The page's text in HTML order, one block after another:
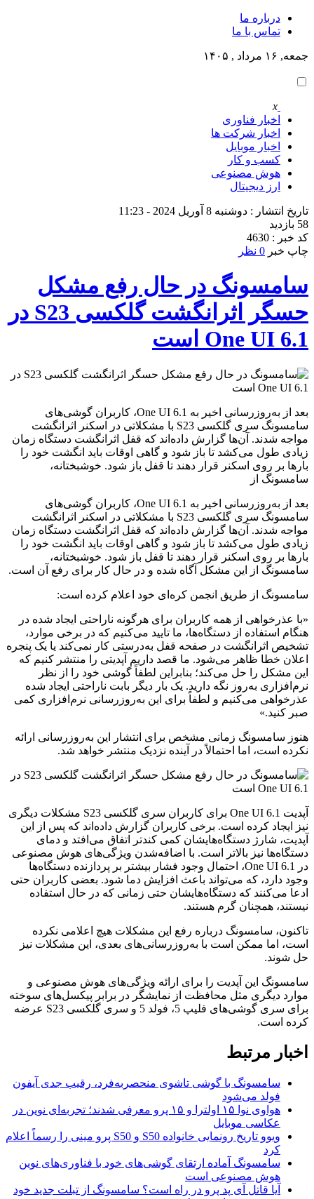
درباره ما
تماس با ما
جمعه, ۱۶ مرداد , ۱۴۰۵
x
اخبار فناوری
اخبار شرکت ها
اخبار موبایل
کسب و کار
هوش مصنوعی
ارز دیجیتال
تاریخ انتشار : دوشنبه 8 آوریل 2024 - 11:23
58 بازدید
کد خبر : 4630
چاپ خبر 0 نظر
سامسونگ در حال رفع مشکل
حسگر اثرانگشت گلکسی S23 در
One UI 6.1 است
بعد از به‌روزرسانی اخیر به One UI 6.1، کاربران گوشی‌های
سامسونگ سری گلکسی S23 با مشکلاتی در اسکنر اثرانگشت
مواجه شدند. آن‌ها گزارش داده‌اند که قفل اثرانگشت دستگاه زمان
زیادی طول می‌کشد تا باز شود و گاهی اوقات باید انگشت خود را
بارها بر روی اسکنر قرار دهند تا قفل باز شود. خوشبختانه،
سامسونگ از
بعد از به‌روزرسانی اخیر به One UI 6.1، کاربران گوشی‌های
سامسونگ سری گلکسی S23 با مشکلاتی در اسکنر اثرانگشت
مواجه شدند. آن‌ها گزارش داده‌اند که قفل اثرانگشت دستگاه زمان
زیادی طول می‌کشد تا باز شود و گاهی اوقات باید انگشت خود را
بارها بر روی اسکنر قرار دهند تا قفل باز شود. خوشبختانه،
سامسونگ از این مشکل آگاه شده و در حال کار برای رفع آن است.
سامسونگ از طریق انجمن کره‌ای خود اعلام کرده است:
«با عذرخواهی از همه کاربران برای هرگونه ناراحتی ایجاد شده در
هنگام استفاده از دستگاه‌ها، ما تایید می‌کنیم که در برخی موارد،
تشخیص اثرانگشت در صفحه قفل به‌درستی کار نمی‌کند یا یک پنجره
اعلان خطا ظاهر می‌شود. ما قصد داریم آپدیتی را منتشر کنیم که
این مشکل را حل می‌کند؛ بنابراین لطفاً گوشی خود را از نظر
نرم‌افزاری به‌روز نگه دارید. یک بار دیگر بابت ناراحتی ایجاد شده
عذرخواهی می‌کنیم و لطفاً برای این به‌روزرسانی نرم‌افزاری کمی
صبر کنید.»
هنوز سامسونگ زمانی مشخص برای انتشار این به‌روزرسانی ارائه
نکرده است، اما احتمالاً در آینده نزدیک منتشر خواهد شد.
آپدیت One UI 6.1 برای کاربران سری گلکسی S23 مشکلات دیگری
نیز ایجاد کرده است. برخی کاربران گزارش داده‌اند که پس از این
آپدیت، شارژ دستگاه‌هایشان کمی کندتر اتفاق می‌افتد و دمای
دستگاه‌ها نیز بالاتر است. با اضافه‌شدن ویژگی‌های هوش مصنوعی
در One UI 6.1، احتمال وجود فشار بیشتر بر پردازنده دستگاه‌ها
وجود دارد، که می‌تواند باعث افزایش دما شود. بعضی کاربران حتی
ادعا می‌کنند که دستگاه‌هایشان حتی زمانی که در حال استفاده
نیستند، همچنان گرم هستند.
تاکنون، سامسونگ درباره رفع این مشکلات هیچ اعلامی نکرده
است، اما ممکن است با به‌روزرسانی‌های بعدی، این مشکلات نیز
حل شوند.
سامسونگ این آپدیت را برای ارائه ویژگی‌های هوش مصنوعی و
موارد دیگری مثل محافظت از نمایشگر در برابر پیکسل‌های سوخته
برای سری گوشی‌های فلیپ 5، فولد 5 و سری گلکسی S23 عرضه
کرده است.
اخبار مرتبط
سامسونگ با گوشی تاشوی منحصربه‌فرد، رقیب جدی آیفون
فولد می‌شود
هواوی نوا ۱۵ اولترا و ۱۵ پرو معرفی شدند؛ تجربه‌ای نوین در
عکاسی موبایل
ویوو تاریخ رونمایی خانواده S50 و S50 پرو مینی را رسماً اعلام
کرد
سامسونگ آماده ارتقای گوشی‌های خود با فناوری‌های نوین
هوش مصنوعی است
آیا قاتل آی پد پرو در راه است؟ سامسونگ از تبلت جدید خود